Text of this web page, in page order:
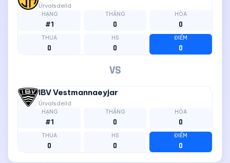
Úrvalsdeild
HẠNG
#1
THẮNG
0
HÒA
0
THUA
0
HS
0
ĐIỂM
0
VS
IBV Vestmannaeyjar
Úrvalsdeild
HẠNG
#1
THẮNG
0
HÒA
0
THUA
0
HS
0
ĐIỂM
0